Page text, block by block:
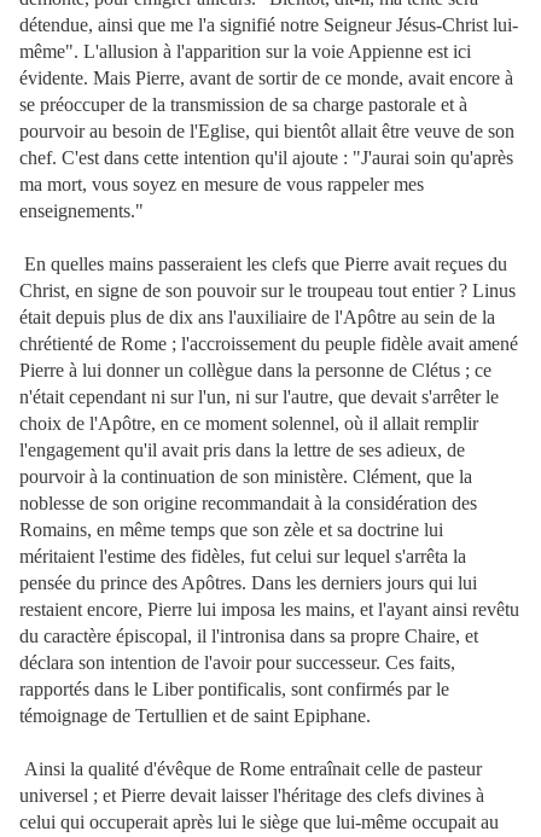
détendue, ainsi que me l'a signifié notre Seigneur Jésus-Christ lui-
même". L'allusion à l'apparition sur la voie Appienne est ici
évidente. Mais Pierre, avant de sortir de ce monde, avait encore à
se préoccuper de la transmission de sa charge pastorale et à
pourvoir au besoin de l'Eglise, qui bientôt allait être veuve de son
chef. C'est dans cette intention qu'il ajoute : "J'aurai soin qu'après
ma mort, vous soyez en mesure de vous rappeler mes
enseignements."
En quelles mains passeraient les clefs que Pierre avait reçues du
Christ, en signe de son pouvoir sur le troupeau tout entier ? Linus
était depuis plus de dix ans l'auxiliaire de l'Apôtre au sein de la
chrétienté de Rome ; l'accroissement du peuple fidèle avait amené
Pierre à lui donner un collègue dans la personne de Clétus ; ce
n'était cependant ni sur l'un, ni sur l'autre, que devait s'arrêter le
choix de l'Apôtre, en ce moment solennel, où il allait remplir
l'engagement qu'il avait pris dans la lettre de ses adieux, de
pourvoir à la continuation de son ministère. Clément, que la
noblesse de son origine recommandait à la considération des
Romains, en même temps que son zèle et sa doctrine lui
méritaient l'estime des fidèles, fut celui sur lequel s'arrêta la
pensée du prince des Apôtres. Dans les derniers jours qui lui
restaient encore, Pierre lui imposa les mains, et l'ayant ainsi revêtu
du caractère épiscopal, il l'intronisa dans sa propre Chaire, et
déclara son intention de l'avoir pour successeur. Ces faits,
rapportés dans le Liber pontificalis, sont confirmés par le
témoignage de Tertullien et de saint Epiphane.
Ainsi la qualité d'évêque de Rome entraînait celle de pasteur
universel ; et Pierre devait laisser l'héritage des clefs divines à
celui qui occuperait après lui le siège que lui-même occupait au